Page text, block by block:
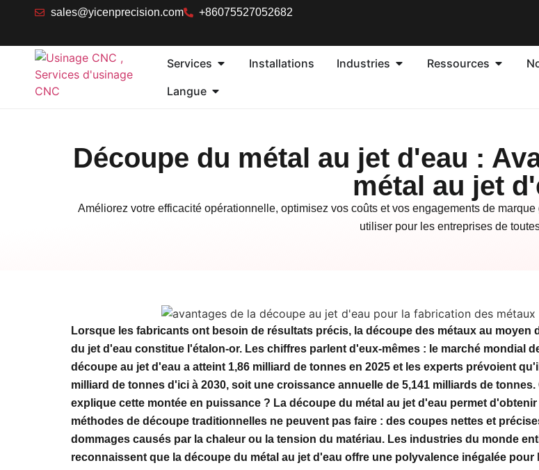
sales@yicenprecision.com +86075527052682
Services Installations Industries Ressources
Langue
Découpe du métal au jet d'eau :
métal au jet
Améliorez votre efficacité opérationnelle, optimisez vos coûts et vos engagements de
utiliser pour les entreprises de
Lorsque les fabricants ont besoin de résultats précis, la découpe des métaux au moyen
du jet d'eau constitue l'étalon-or. Les chiffres parlent d'eux-mêmes : le marché mondial
découpe au jet d'eau a atteint 1,86 milliard de tonnes en 2025 et les experts prévoient
milliard de tonnes d'ici à 2030, soit une croissance annuelle de 5,141 milliards de
explique cette montée en puissance ? La découpe du métal au jet d'eau permet
méthodes de découpe traditionnelles ne peuvent pas faire : des coupes nettes et
dommages causés par la chaleur ou la tension du matériau. Les industries du monde
reconnaissent que la découpe du métal au jet d'eau offre une polyvalence inégalée pour